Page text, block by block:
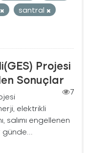
santral
Projesi
Sonuçlar
7
elektrikli
salımı engellenen
günde...